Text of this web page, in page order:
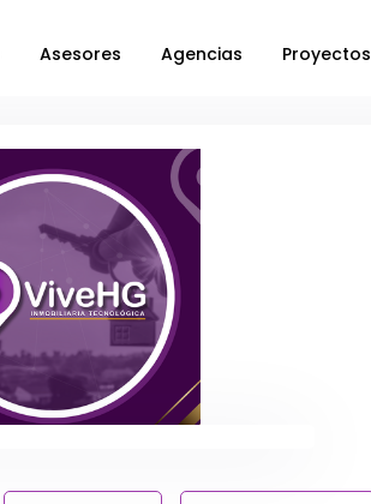
Asesores Agencias Proyectos